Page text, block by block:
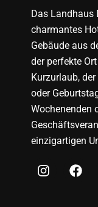
Das Landhaus
charmantes
Gebäude aus
der perfekte
Kurzurlaub,
oder
Wochenenden
einzigartigen